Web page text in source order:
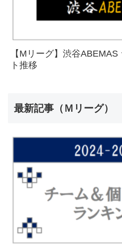
【Mリーグ】渋谷
ト推移
最新記事（Ｍリーグ）